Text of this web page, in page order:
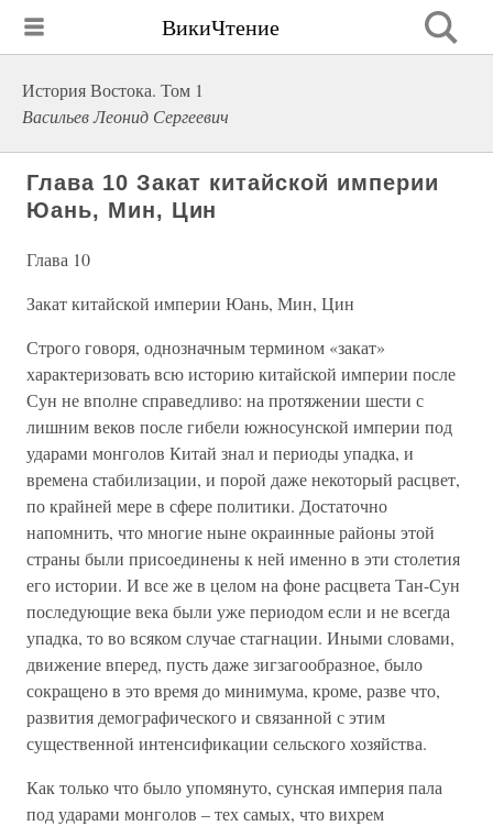
ВикиЧтение
История Востока. Том 1
Васильев Леонид Сергеевич
Глава 10 Закат китайской империи
Юань, Мин, Цин
Глава 10
Закат китайской империи Юань, Мин, Цин
Строго говоря, однозначным термином «закат»
характеризовать всю историю китайской империи после
Сун не вполне справедливо: на протяжении шести с
лишним веков после гибели южносунской империи под
ударами монголов Китай знал и периоды упадка, и
времена стабилизации, и порой даже некоторый расцвет,
по крайней мере в сфере политики. Достаточно
напомнить, что многие ныне окраинные районы этой
страны были присоединены к ней именно в эти столетия
его истории. И все же в целом на фоне расцвета Тан-Сун
последующие века были уже периодом если и не всегда
упадка, то во всяком случае стагнации. Иными словами,
движение вперед, пусть даже зигзагообразное, было
сокращено в это время до минимума, кроме, разве что,
развития демографического и связанной с этим
существенной интенсификации сельского хозяйства.
Как только что было упомянуто, сунская империя пала
под ударами монголов – тех самых, что вихрем